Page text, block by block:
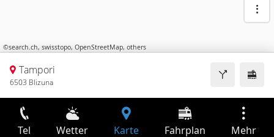
©search.ch, swisstopo, OpenStreetMap, others
Tampori
6503 Blizuna
Tel Wetter Karte Fahrplan Mehr